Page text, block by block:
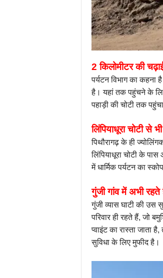
2 किलोमीटर की
पर्यटन विभाग का
है। यहां तक पहुंचने के
पहाड़ी की चोटी तक
लिंपियाधूरा चोटी
पिथौरागढ़ के ही
लिंपियाधूरा चोटी के
में धार्मिक पर्यटन का
गुंजी गांव में अभी
गुंजी व्यास घाटी की उस
परिवार ही रहते हैं, जो
प्वाइंट का रास्ता जाता
सुविधा के लिए मुफीद है।